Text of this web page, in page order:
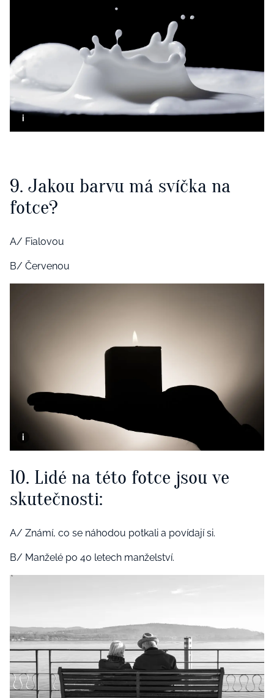
9. Jakou barvu má svíčka na
fotce?
A/ Fialovou
B/ Červenou
10. Lidé na této fotce jsou ve
skutečnosti:
A/ Známí, co se náhodou potkali a povídají si.
B/ Manželé po 40 letech manželství.